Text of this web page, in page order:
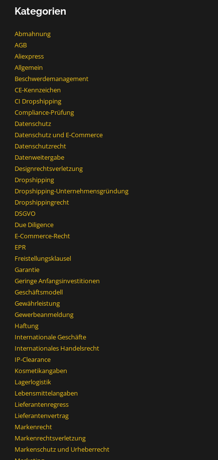
Kategorien
Abmahnung
AGB
Aliexpress
Allgemein
Beschwerdemanagement
CE-Kennzeichen
CI Dropshipping
Compliance-Prüfung
Datenschutz
Datenschutz und E-Commerce
Datenschutzrecht
Datenweitergabe
Designrechtsverletzung
Dropshipping
Dropshipping-Unternehmensgründung
Dropshippingrecht
DSGVO
Due Diligence
E-Commerce-Recht
EPR
Freistellungsklausel
Garantie
Geringe Anfangsinvestitionen
Geschäftsmodell
Gewährleistung
Gewerbeanmeldung
Haftung
Internationale Geschäfte
Internationales Handelsrecht
IP-Clearance
Kosmetikangaben
Lagerlogistik
Lebensmittelangaben
Lieferantenregress
Lieferantenvertrag
Markenrecht
Markenrechtsverletzung
Markenschutz und Urheberrecht